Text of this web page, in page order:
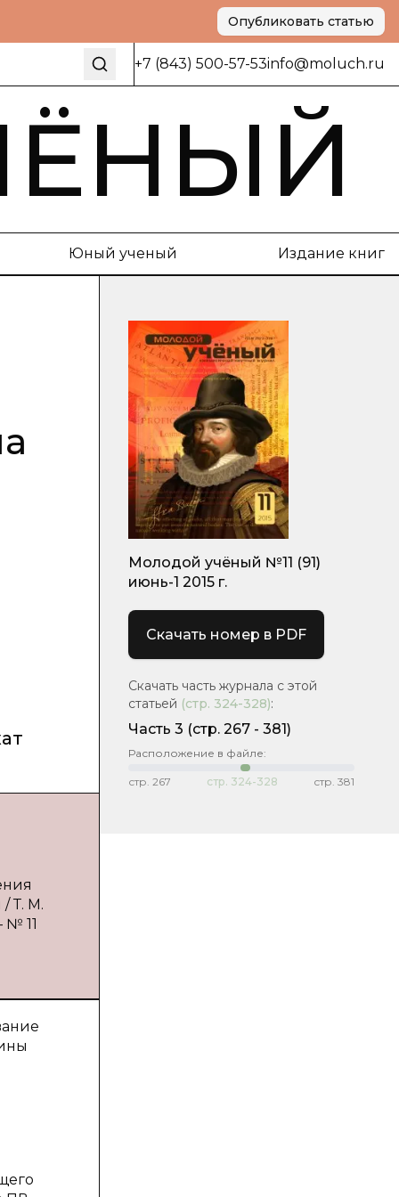
Опубликовать статью
+7 (843) 500-57-53info@moluch.ru
Юный ученый Издание книг
Т. М.
№ 11
Молодой учёный №11 (91)
июнь-1 2015 г.
Скачать номер в PDF
Скачать часть журнала с этой
статьей (стр. 324-328):
Часть 3 (cтр. 267 - 381)
Расположение в файле:
стр. 267 стр. 324-328 стр. 381